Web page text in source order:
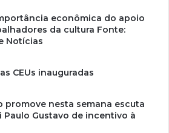
econômica do apoio
da cultura Fonte:
Notícias
CEUs inauguradas
promove nesta semana escuta
Paulo Gustavo de incentivo à